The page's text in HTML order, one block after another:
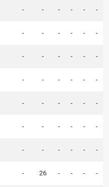
- - - - - -
- - - - - -
- - - - - -
- - - - - -
- - - - - -
- - - - - -
- - - - - -
- 26 - - - -